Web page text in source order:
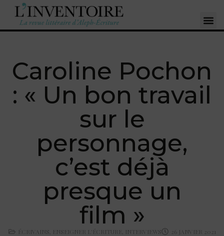
Caroline Pochon
: « Un bon travail
sur le
personnage,
c’est déjà
presque un
film »
ÉCRIVAINS ENSEIGNER L'ÉCRITURE INTERVIEWS 26 JANVIER 2021